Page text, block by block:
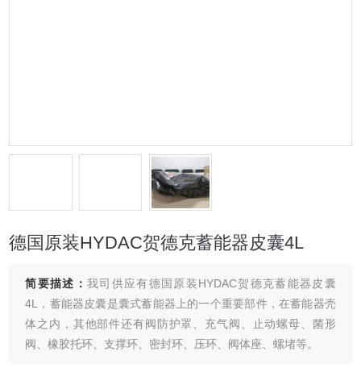
德国原装HYDAC贺德克蓄能器皮囊4L
简要描述： 我司供应有德国原装HYDAC贺德克蓄能器皮囊
4L，蓄能器皮囊是囊式蓄能器上的一个重要部件，在蓄能器壳
体之内，其他部件还有阀防护罩、充气阀、止动螺母、菌形
阀、橡胶托环、支撑环、密封环、压环、阀体座、螺堵等。